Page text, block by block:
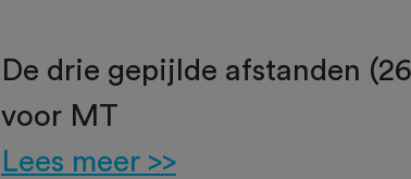
De drie gepijlde afstanden
voor MT
Lees meer >>